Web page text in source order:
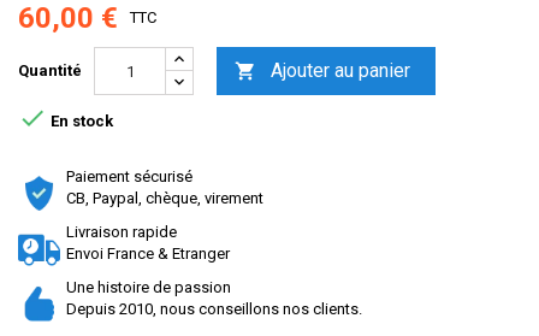
60,00 € TTC
Quantité  Ajouter au panier
 En stock
Paiement sécurisé
CB, Paypal, chèque, virement
Livraison rapide
Envoi France & Etranger
Une histoire de passion
Depuis 2010, nous conseillons nos clients.